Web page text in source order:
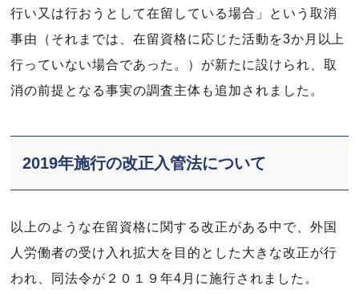
行い又は行おうとして在留している場合」という取消
事由（それまでは、在留資格に応じた活動を3か月以上
行っていない場合であった。）が新たに設けられ、取
消の前提となる事実の調査主体も追加されました。
2019年施行の改正入管法について
以上のような在留資格に関する改正がある中で、外国
人労働者の受け入れ拡大を目的とした大きな改正が行
われ、同法令が２０１９年4月に施行されました。